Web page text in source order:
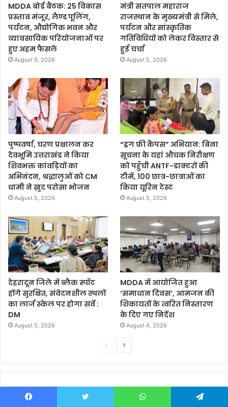
MDDA बोर्ड बैठक: 25 विकास
प्रस्ताव मंजूर, लैण्ड पूलिंग,
पर्यटन, औद्योगिक भवन और
व्यावसायिक परियोजनाओं पर
हुए अहम फैसले
August 6, 2026
मंत्री सतपाल महाराज
राजस्थान के मुख्यमंत्री से मिले,
पर्यटन और सांस्कृतिक
गतिविधियों को लेकर विस्तार से
हुई चर्चा
August 5, 2026
पुष्पवर्षा, चरण प्रक्षालन कर
देवभूमि उत्तराखंड ने किया
शिवभक्त कांवड़ियों का
अभिनंदन, श्रद्धालुओं को CM
धामी ने ख़ुद परोसा भोजन
August 5, 2026
“ड्रग फ्री कैंपस” अभियान: बिना
सूचना के यहां औचक निरीक्षण
को पहुँची ANTF-डाक्टरों की
टीमें, 100 छात्र-छात्राओं का
किया यूरिन टेस्ट
August 5, 2026
देहरादून जिले में ब्लैक स्पॉट
होंगे सुरक्षित, संवेदनशील स्थलों
का लार्ज स्केल पर होगा सर्वे :
DM
August 5, 2026
MDDA में आयोजित हुआ
‘समाधान दिवस’, आमजन की
शिकायतों के त्वरित निस्तारण
के दिए गए निर्देश
August 4, 2026
e
v
x
t